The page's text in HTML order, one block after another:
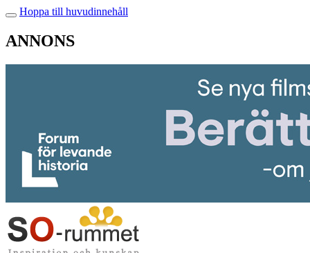
Hoppa till huvudinnehåll
ANNONS